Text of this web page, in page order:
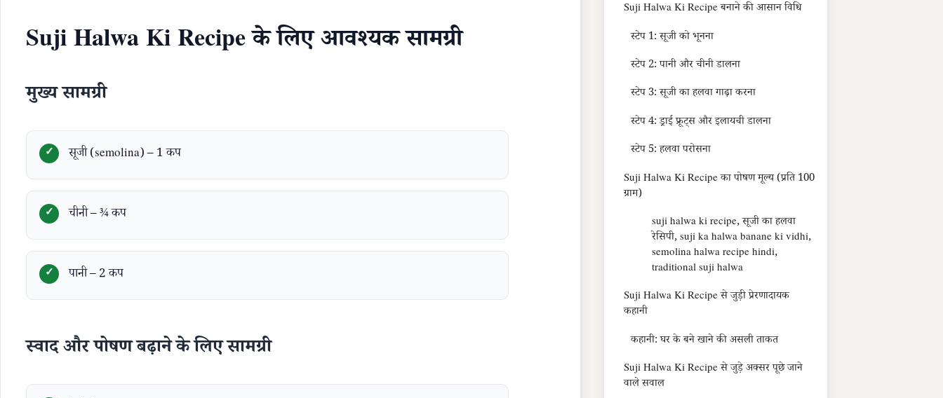
Suji Halwa Ki Recipe के लिए आवश्यक सामग्री
मुख्य सामग्री
सूजी (semolina) – 1 कप
चीनी – ¾ कप
पानी – 2 कप
स्वाद और पोषण बढ़ाने के लिए सामग्री
Suji Halwa Ki Recipe बनाने की आसान विधि
स्टेप 1: सूजी को भूनना
स्टेप 2: पानी और चीनी डालना
स्टेप 3: सूजी का हलवा गाढ़ा करना
स्टेप 4: ड्राई फ्रूट्स और इलायची डालना
स्टेप 5: हलवा परोसना
Suji Halwa Ki Recipe का पोषण मूल्य (प्रति 100
ग्राम)
suji halwa ki recipe, सूजी का हलवा
रेसिपी, suji ka halwa banane ki vidhi,
semolina halwa recipe hindi,
traditional suji halwa
Suji Halwa Ki Recipe से जुड़ी प्रेरणादायक
कहानी
कहानी: घर के बने खाने की असली ताकत
Suji Halwa Ki Recipe से जुड़े अक्सर पूछे जाने
वाले सवाल